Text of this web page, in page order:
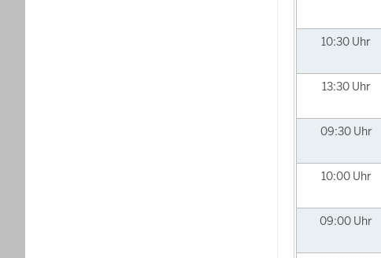
10:30 Uhr
13:30 Uhr
09:30 Uhr
10:00 Uhr
09:00 Uhr